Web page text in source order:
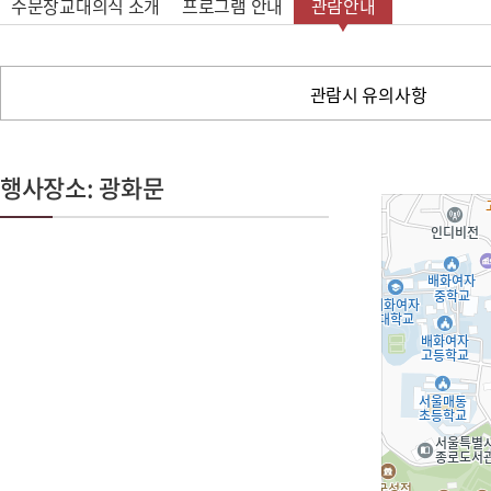
수문장교대의식 소개 프로그램 안내 관람안내
관람시 유의사항
행사장소: 광화문